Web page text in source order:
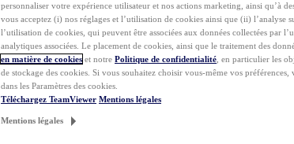
personnaliser votre expérience utilisateur et nos actions marketing, ainsi qu’à
vous acceptez (i) nos réglages et l’utilisation de cookies ainsi que (ii) l’analyse
l’utilisation de cookies, qui peuvent être associées aux données collectées par
analytiques associées. Le placement de cookies, ainsi que le traitement des
en matière de cookies et notre Politique de confidentialité , en particulier les
de stockage des cookies. Si vous souhaitez choisir vous-même vos
dans les Paramètres des cookies.
Téléchargez TeamViewer Mentions légales
Mentions légales